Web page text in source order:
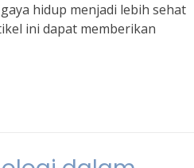
hidup menjadi lebih sehat
ini dapat memberikan